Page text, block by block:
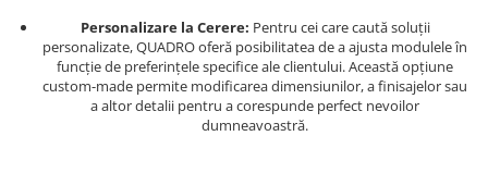
Personalizare la Cerere: Pentru cei care caută soluții
personalizate, QUADRO oferă posibilitatea de a ajusta modulele în
funcție de preferințele specifice ale clientului. Această opțiune
custom-made permite modificarea dimensiunilor, a finisajelor sau
a altor detalii pentru a corespunde perfect nevoilor
dumneavoastră.